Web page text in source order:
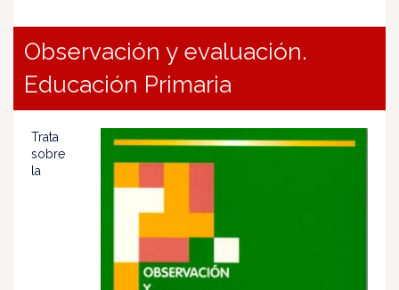
Observación y evaluación.
Educación Primaria
Trata
sobre
la